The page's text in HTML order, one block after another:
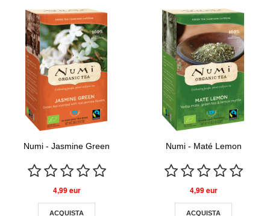
Numi - Jasmine Green
4,99 eur
ACQUISTA
Numi - Maté Lemon
4,99 eur
ACQUISTA